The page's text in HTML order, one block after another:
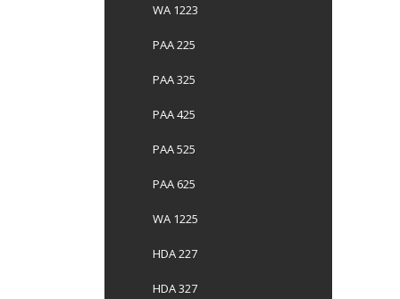
WA 1223
PAA 225
PAA 325
PAA 425
PAA 525
PAA 625
WA 1225
HDA 227
HDA 327